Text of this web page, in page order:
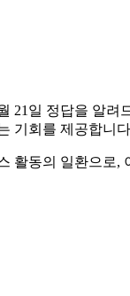
21일 정답을 알
기회를 제공합니
활동의 일환으로,